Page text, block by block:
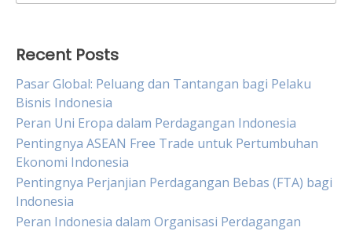
for:
Recent Posts
Pasar Global: Peluang dan Tantangan bagi Pelaku
Bisnis Indonesia
Peran Uni Eropa dalam Perdagangan Indonesia
Pentingnya ASEAN Free Trade untuk Pertumbuhan
Ekonomi Indonesia
Pentingnya Perjanjian Perdagangan Bebas (FTA) bagi
Indonesia
Peran Indonesia dalam Organisasi Perdagangan